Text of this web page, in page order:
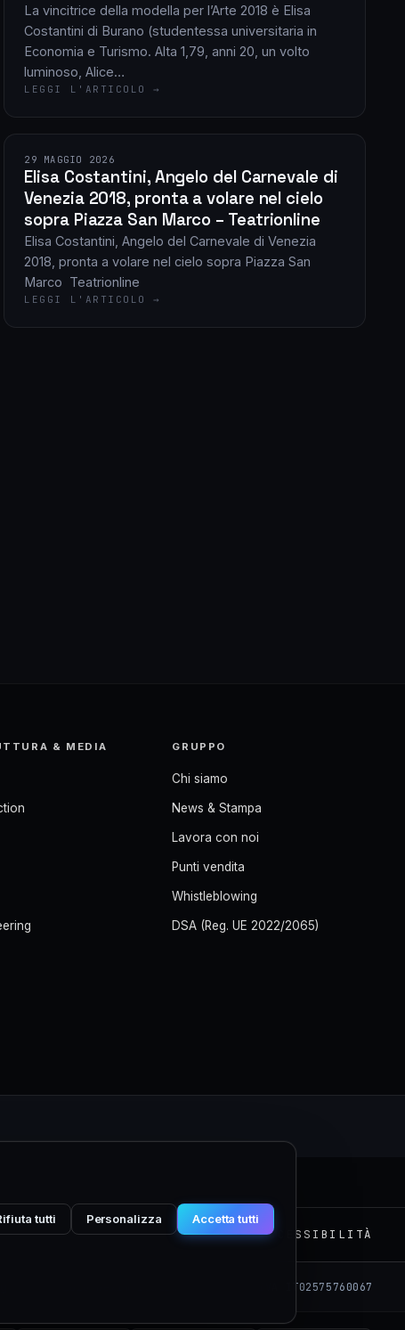
La vincitrice della modella per l’Arte 2018 è Elisa
Costantini di Burano (studentessa universitaria in
Economia e Turismo. Alta 1,79, anni 20, un volto
luminoso, Alice…
LEGGI L'ARTICOLO →
29 MAGGIO 2026
Elisa Costantini, Angelo del Carnevale di
Venezia 2018, pronta a volare nel cielo
sopra Piazza San Marco – Teatrionline
Elisa Costantini, Angelo del Carnevale di Venezia
2018, pronta a volare nel cielo sopra Piazza San
Marco Teatrionline
LEGGI L'ARTICOLO →
& MEDIA GRUPPO
Chi siamo
News & Stampa
Lavora con noi
Punti vendita
Whistleblowing
DSA (Reg. UE 2022/2065)
PRIVACYCOOKIETERMINIACCESSIBILITÀ
tutti Personalizza Accetta tutti
© 2026 Nexim Italia S.r.l. · P.IVA IT02575760067